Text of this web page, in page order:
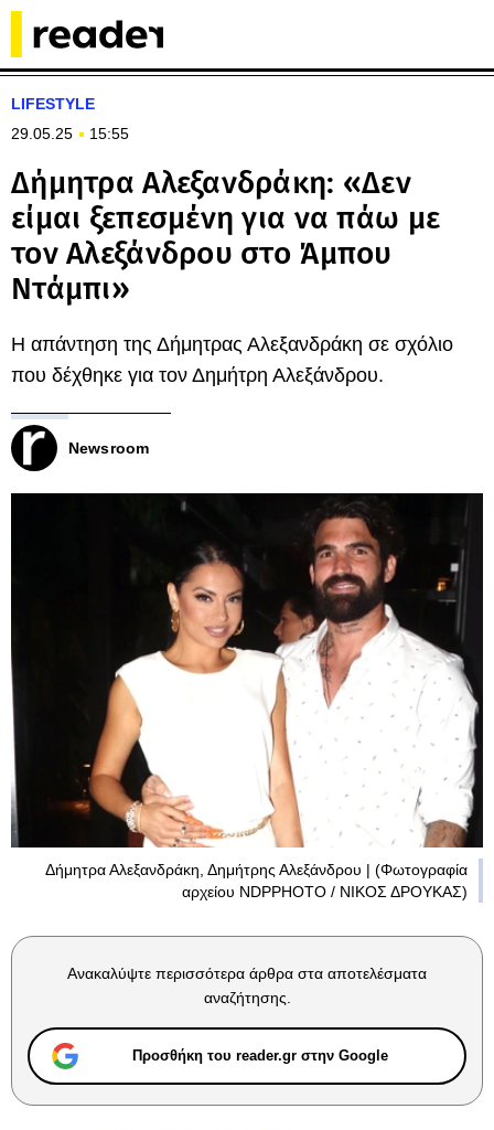
LIFESTYLE
29.05.25
15:55
Δήμητρα Αλεξανδράκη: «Δεν
είμαι ξεπεσμένη για να πάω με
τον Αλεξάνδρου στο Άμπου
Ντάμπι»
Η απάντηση της Δήμητρας Αλεξανδράκη σε σχόλιο
που δέχθηκε για τον Δημήτρη Αλεξάνδρου.
Newsroom
Δήμητρα Αλεξανδράκη, Δημήτρης Αλεξάνδρου | (Φωτογραφία
αρχείου NDPPHOTO / ΝΙΚΟΣ ΔΡΟΥΚΑΣ)
Ανακαλύψτε περισσότερα άρθρα στα αποτελέσματα
αναζήτησης.
Προσθήκη του reader.gr στην Google